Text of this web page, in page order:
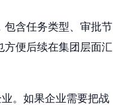
含任务类型、审批节
方便后续在集团层面汇
。如果企业需要把战